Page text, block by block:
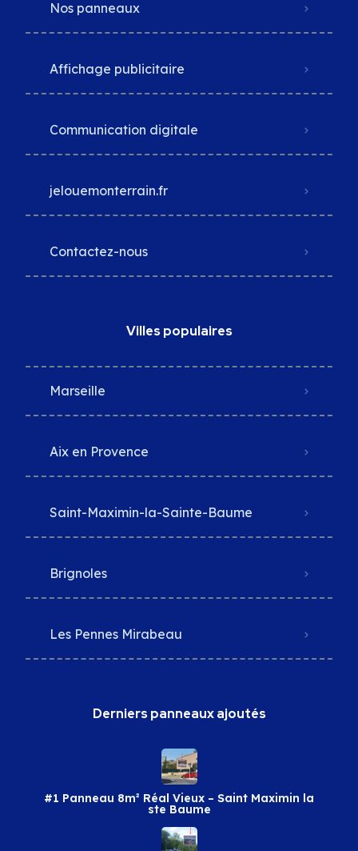
Nos panneaux
Affichage publicitaire
Communication digitale
jelouemonterrain.fr
Contactez-nous
Villes populaires
Marseille
Aix en Provence
Saint-Maximin-la-Sainte-Baume
Brignoles
Les Pennes Mirabeau
Derniers panneaux ajoutés
#1 Panneau 8m² Réal Vieux – Saint Maximin la
ste Baume